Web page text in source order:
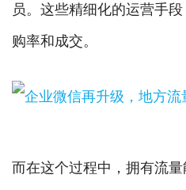
员。这些精细化的运营手
购率和成交。
而在这个过程中，拥有流